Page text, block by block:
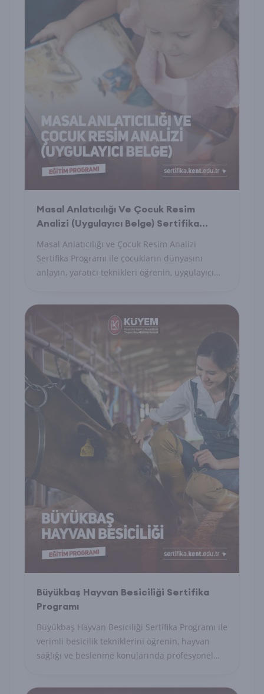
Masal Anlatıcılığı Ve Çocuk Resim
Analizi (Uygulayıcı Belge) Sertifika
Masal Anlatıcılığı ve Çocuk Resim Analizi
Sertifika Programı ile çocukların dünyasını
anlayın, yaratıcı teknikleri öğrenin, uygulayıcı
Büyükbaş Hayvan Besiciliği Sertifika
Programı
Büyükbaş Hayvan Besiciliği Sertifika Programı ile
verimli besicilik tekniklerini öğrenin, hayvan
sağlığı ve beslenme konularında profesyonel